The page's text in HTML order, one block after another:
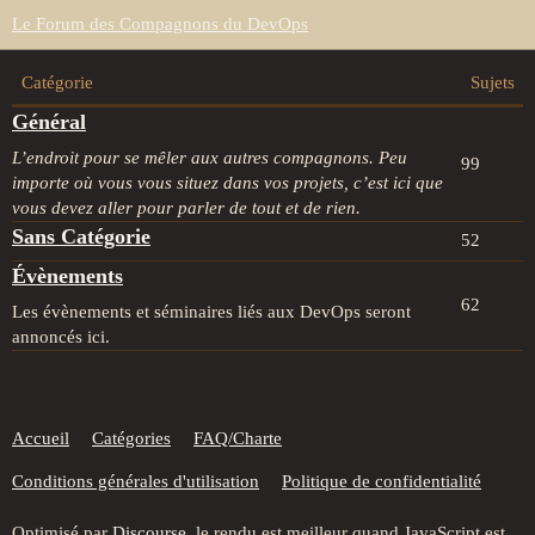
Le Forum des Compagnons du DevOps
Catégorie Sujets
Général
L’endroit pour se mêler aux autres compagnons. Peu
importe où vous vous situez dans vos projets, c’est ici que
vous devez aller pour parler de tout et de rien.
99
Sans Catégorie 52
Évènements
Les évènements et séminaires liés aux DevOps seront
annoncés ici.
62
Accueil Catégories FAQ/Charte
Conditions générales d'utilisation Politique de confidentialité